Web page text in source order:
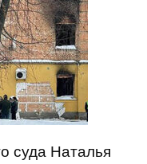
суда Наталья